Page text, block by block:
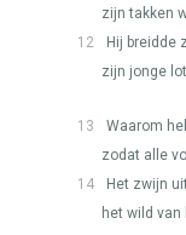
zijn takken
12
Hij breidde
zijn jonge
13
Waarom
zodat alle
14
Het zwijn
het wild